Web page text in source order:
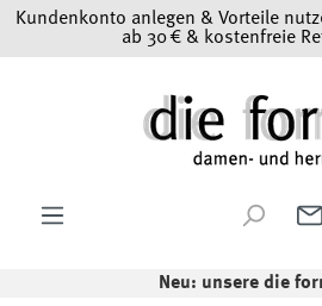
Zum Hauptinhalt springen
Kundenkonto anlegen & Vorteile
ab 30 € & kostenfreie
Neu: unsere die